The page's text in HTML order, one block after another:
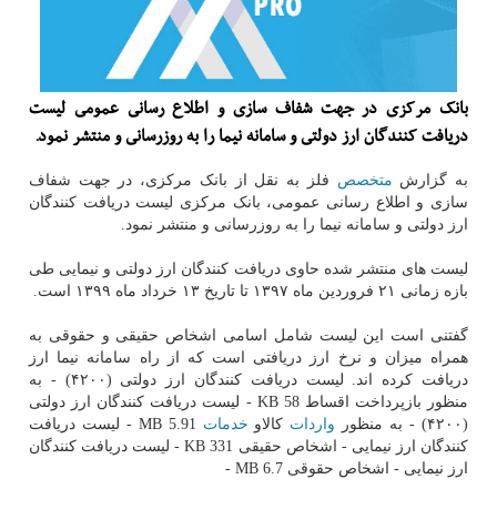
بانك مركزی در جهت شفاف سازی و اطلاع رسانی عمومی لیست
دریافت كنندگان ارز دولتی و سامانه نیما را به روزرسانی و منتشر نمود.
به گزارش متخصص فلز به نقل از بانک مرکزی، در جهت شفاف
سازی و اطلاع رسانی عمومی، بانک مرکزی لیست دریافت کنندگان
ارز دولتی و سامانه نیما را به روزرسانی و منتشر نمود.
لیست های منتشر شده حاوی دریافت کنندگان ارز دولتی و نیمایی طی
بازه زمانی ۲۱ فروردین ماه ۱۳۹۷ تا تاریخ ۱۳ خرداد ماه ۱۳۹۹ است.
گفتنی است این لیست شامل اسامی اشخاص حقیقی و حقوقی به
همراه میزان و نرخ ارز دریافتی است که از راه سامانه نیما ارز
دریافت کرده اند. لیست دریافت کنندگان ارز دولتی (۴۲۰۰) - به
منظور بازپرداخت اقساط 58 KB - لیست دریافت کنندگان ارز دولتی
(۴۲۰۰) - به منظور
واردات کالاو خدمات
5.91 MB - لیست دریافت
کنندگان ارز نیمایی - اشخاص حقیقی 331 KB - لیست دریافت کنندگان
ارز نیمایی - اشخاص حقوقی 6.7 MB -